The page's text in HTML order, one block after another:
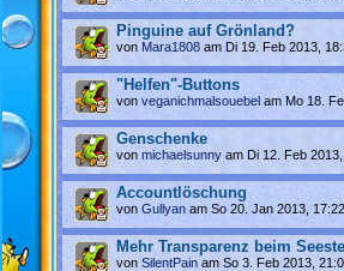
Pinguine auf Grönland?
von Mara1808 am Di 19. Feb 2013,
"Helfen"-Buttons
von veganichmalsouebel am Mo 18.
Genschenke
von michaelsunny am Di 12. Feb
Accountlöschung
von Gullyan am So 20. Jan 2013, 17:22
Mehr Transparenz beim
von SilentPain am So 3. Feb 2013,